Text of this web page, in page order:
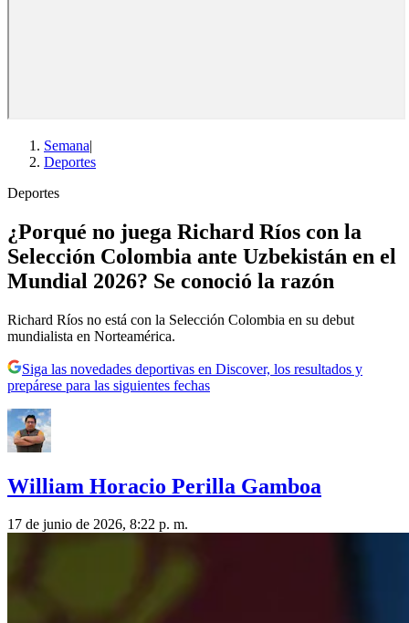
Semana|
Deportes
Deportes
¿Porqué no juega Richard Ríos con la
Selección Colombia ante Uzbekistán en el
Mundial 2026? Se conoció la razón
Richard Ríos no está con la Selección Colombia en su debut
mundialista en Norteamérica.
Siga las novedades deportivas en Discover, los resultados y
prepárese para las siguientes fechas
William Horacio Perilla Gamboa
17 de junio de 2026, 8:22 p. m.